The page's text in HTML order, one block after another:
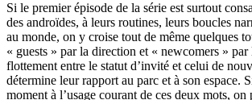
Si le premier épisode de la série est surtout
des androïdes, à leurs routines, leurs boucles
au monde, on y croise tout de même quelques
« guests » par la direction et « newcomers » par
flottement entre le statut d’invité et celui de
détermine leur rapport au parc et à son espace.
moment à l’usage courant de ces deux mots, on